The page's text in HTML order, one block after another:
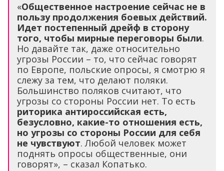
«Общественное настроение сейчас не в
пользу продолжения боевых действий.
Идет постепенный дрейф в сторону
того, чтобы мирные переговоры были.
Но давайте так, даже относительно
угрозы России – то, что сейчас говорят
по Европе, польские опросы, я смотрю я
слежу за тем, что делают поляки.
Большинство поляков считают, что
угрозы со стороны России нет. То есть
риторика антироссийская есть,
безусловно, какие-то отношения есть,
но угрозы со стороны России для себя
не чувствуют. Любой человек может
поднять опросы общественные, они
говорят», – сказал Копатько.